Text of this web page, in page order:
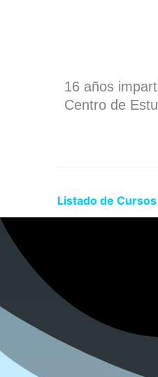
16 años
Centro de
Listado de